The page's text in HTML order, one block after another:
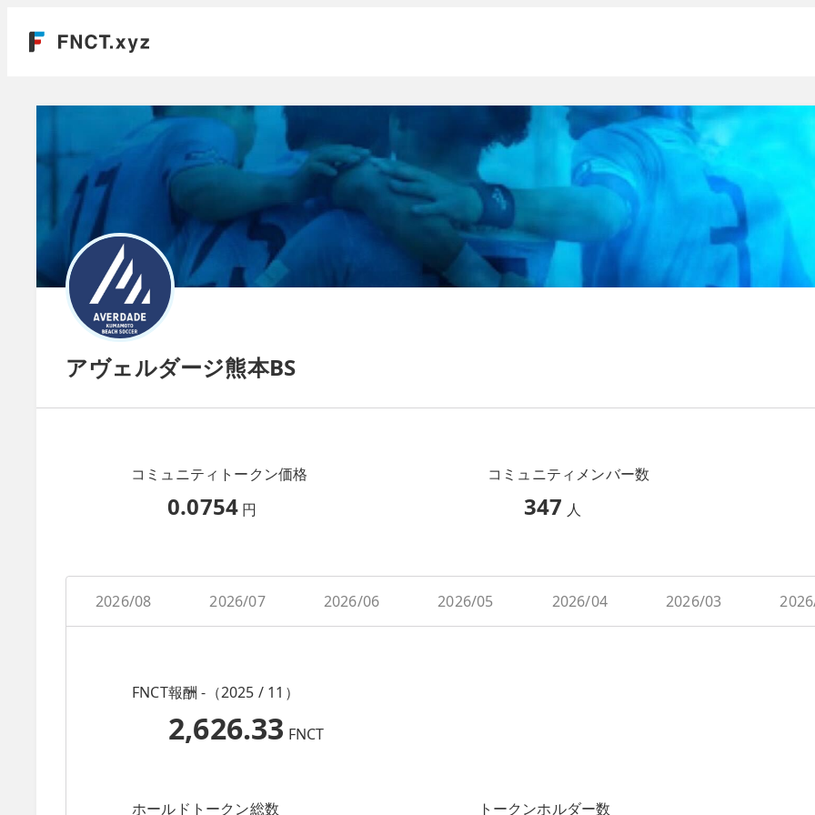
アヴェルダージ熊本BS
コミュニティトークン価格
0.0754 円
コミュニティメンバー数
347 人
2026/08 2026/07 2026/06 2026/05 2026/04 2026/03
FNCT報酬 -（2025 / 11）
2,626.33 FNCT
ホールドトークン総数 トークンホルダー数